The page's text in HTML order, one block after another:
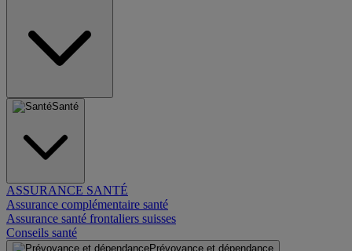
Santé
ASSURANCE SANTÉ
Assurance complémentaire santé
Assurance santé frontaliers suisses
Conseils santé
Prévoyance et dépendance